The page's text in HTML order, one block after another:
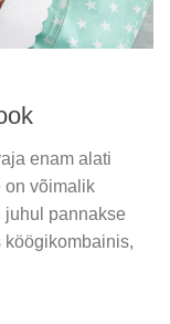
enam alati
on võimalik
juhul pannakse
köögikombainis,